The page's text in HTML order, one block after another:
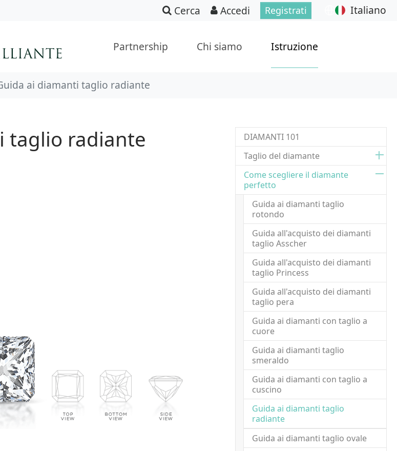
Cerca Accedi Registrati Italiano
Partnership Chi siamo Istruzione
ai diamanti taglio radiante
DIAMANTI 101
Taglio del diamante
Come scegliere il diamante
perfetto
Guida ai diamanti taglio
rotondo
Guida all'acquisto dei diamanti
taglio Asscher
Guida all'acquisto dei diamanti
taglio Princess
Guida all'acquisto dei diamanti
taglio pera
Guida ai diamanti con taglio a
cuore
Guida ai diamanti taglio
smeraldo
Guida ai diamanti con taglio a
cuscino
Guida ai diamanti taglio
radiante(current)
Guida ai diamanti taglio ovale
taglio radiante